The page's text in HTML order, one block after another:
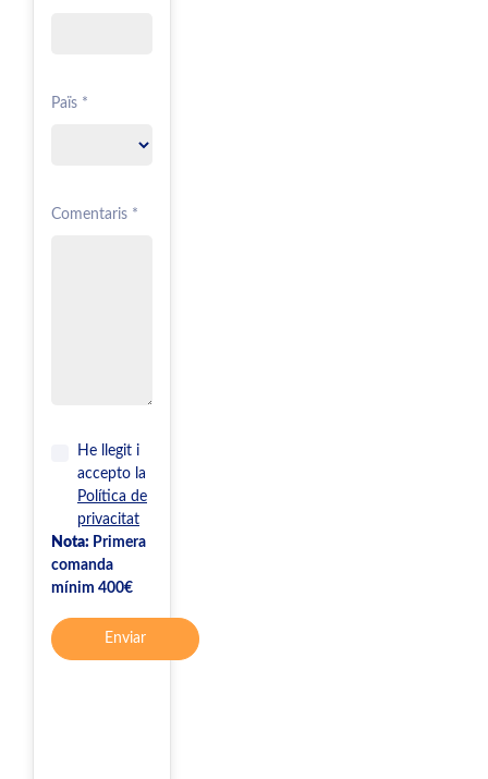
Païs *
Comentaris *
He llegit i
accepto la
Política de
privacitat
Nota: Primera
comanda
mínim 400€
Enviar